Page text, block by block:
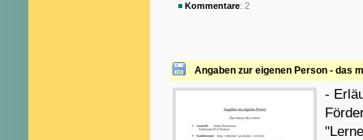
Kommentare: 2
Angaben zur eigenen Person - das
-